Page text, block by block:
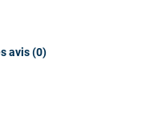
avis (0)